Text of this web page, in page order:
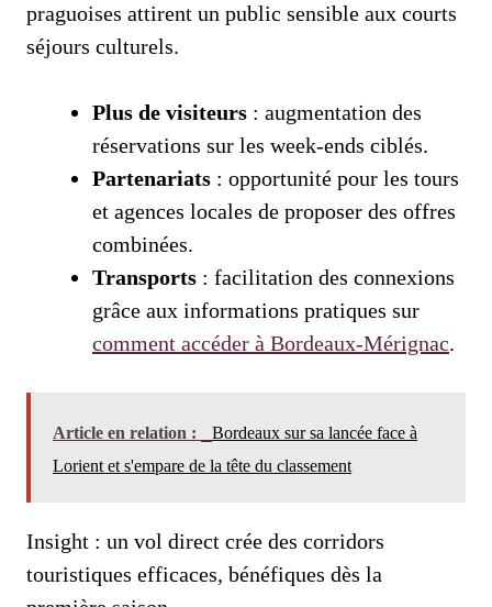
praguoises attirent un public sensible aux courts
séjours culturels.
Plus de visiteurs : augmentation des
réservations sur les week-ends ciblés.
Partenariats : opportunité pour les tours
et agences locales de proposer des offres
combinées.
Transports : facilitation des connexions
grâce aux informations pratiques sur
comment accéder à Bordeaux-Mérignac.
Article en relation :
Bordeaux sur sa lancée face à
Lorient et s'empare de la tête du classement
Insight : un vol direct crée des corridors
touristiques efficaces, bénéfiques dès la